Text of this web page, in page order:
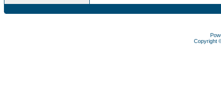
Copyright